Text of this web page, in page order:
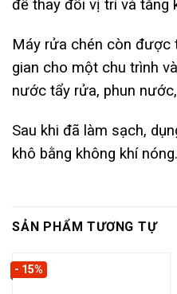
để thay đổi vị trí và tăng
Máy rửa chén còn được
gian cho một chu trình
nước tẩy rửa, phun
Sau khi đã làm sạch,
khô bằng không khí nóng.
SẢN PHẨM TƯƠNG TỰ
- 15%